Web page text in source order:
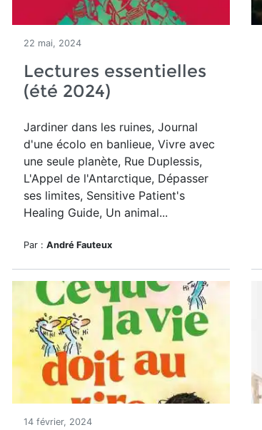
22 mai, 2024
Lectures essentielles
(été 2024)
Jardiner dans les ruines, Journal
d'une écolo en banlieue, Vivre avec
une seule planète, Rue Duplessis,
L'Appel de l'Antarctique, Dépasser
ses limites, Sensitive Patient's
Healing Guide, Un animal...
Par : André Fauteux
14 février, 2024